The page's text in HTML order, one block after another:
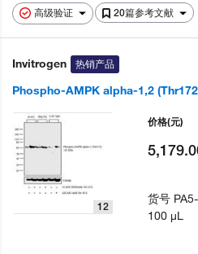
高级验证 20篇参考文献
Invitrogen 热销产品
Phospho-AMPK alpha-1,2
12
价格(元)
货号
100 µL